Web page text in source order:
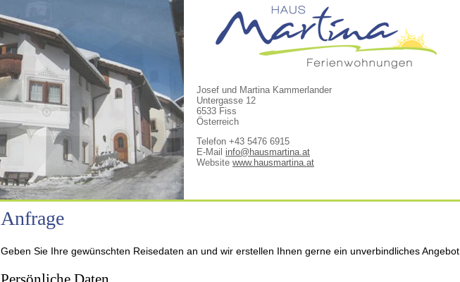
Josef und Martina Kammerlander
Untergasse 12
6533 Fiss
Österreich
Telefon +43 5476 6915
E-Mail info@hausmartina.at
Website www.hausmartina.at
Anfrage
Geben Sie Ihre gewünschten Reisedaten an und wir erstellen Ihnen gerne ein unverbindliches Angebot.